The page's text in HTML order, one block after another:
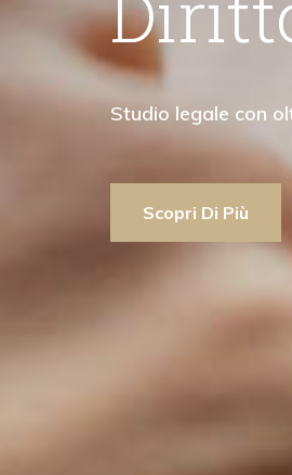
Studio legale con oltre 10
Scopri Di Più